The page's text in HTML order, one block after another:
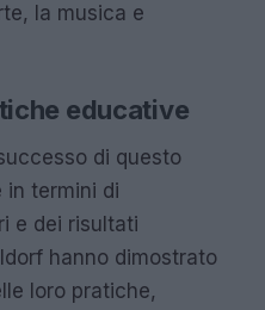
la musica e
educative
di questo
in termini di
e dei risultati
hanno dimostrato
loro pratiche,